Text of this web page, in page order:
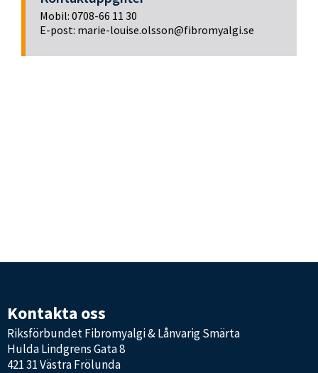
Mobil: 0708-66 11 30
E-post: marie-louise.olsson@fibromyalgi.se
Kontakta oss
Riksförbundet Fibromyalgi & Lånvarig Smärta
Hulda Lindgrens Gata 8
421 31 Västra Frölunda